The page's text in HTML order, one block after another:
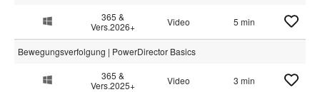
365 &
Vers.2026+
Video 5 min
Bewegungsverfolgung | PowerDirector Basics
365 &
Vers.2025+
Video 3 min